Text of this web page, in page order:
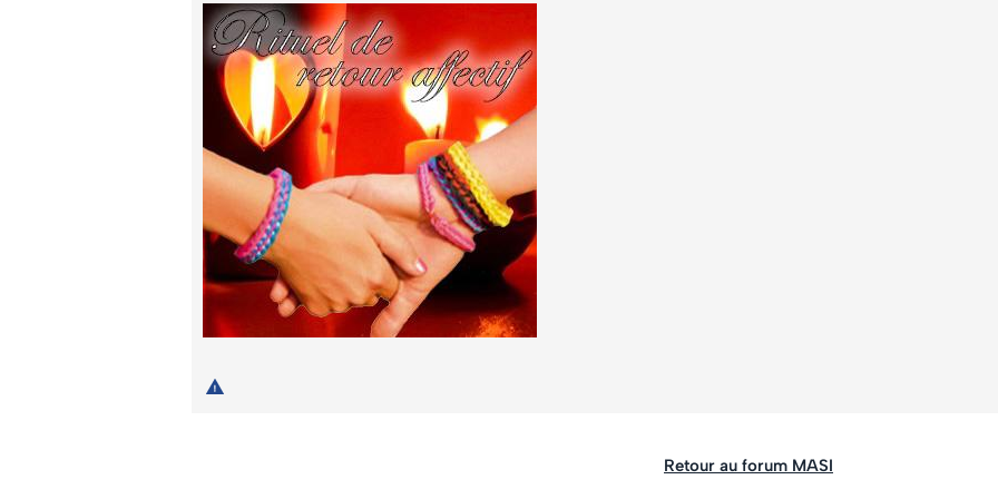
Retour au forum MASI